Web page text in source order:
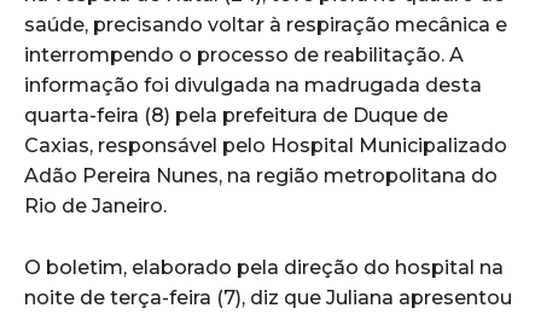
saúde, precisando voltar à respiração mecânica e
interrompendo o processo de reabilitação. A
informação foi divulgada na madrugada desta
quarta-feira (8) pela prefeitura de Duque de
Caxias, responsável pelo Hospital Municipalizado
Adão Pereira Nunes, na região metropolitana do
Rio de Janeiro.
O boletim, elaborado pela direção do hospital na
noite de terça-feira (7), diz que Juliana apresentou